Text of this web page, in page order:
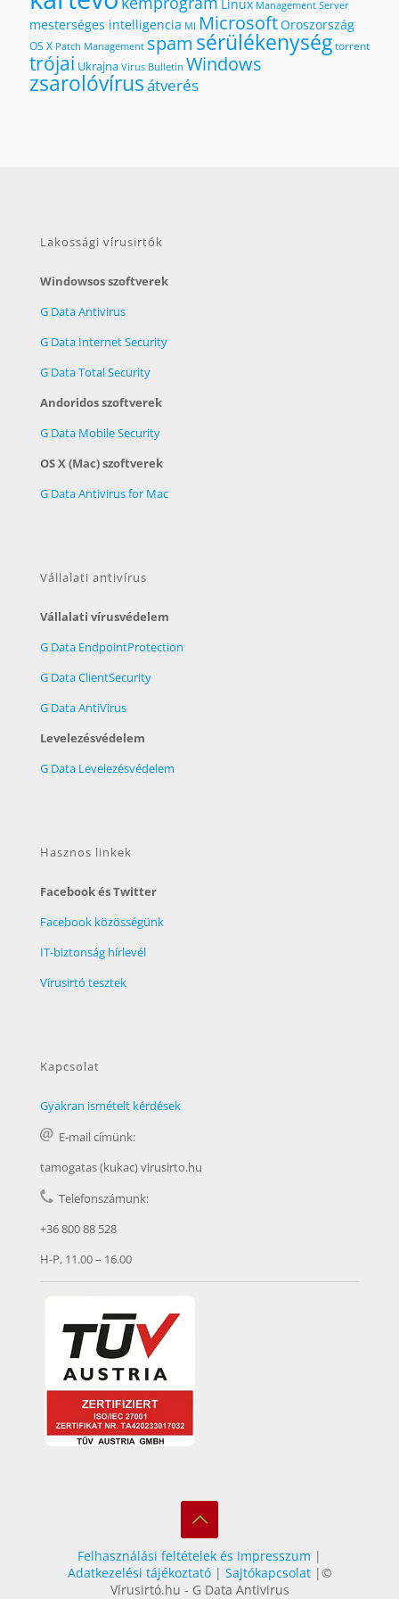
Linux Management Server
mesterséges intelligencia MI MicrosoftOroszország
OS X Patch Management spam sérülékenységtorrent
trójai Ukrajna Virus Bulletin Windows
zsarolóvírusátverés
Lakossági vírusirtók
Windowsos szoftverek
G Data Antivirus
G Data Internet Security
G Data Total Security
Andoridos szoftverek
G Data Mobile Security
OS X (Mac) szoftverek
G Data Antivirus for Mac
Vállalati antivírus
Vállalati vírusvédelem
G Data EndpointProtection
G Data ClientSecurity
G Data AntiVirus
Levelezésvédelem
G Data Levelezésvédelem
Hasznos linkek
Facebook és Twitter
Facebook közösségünk
IT-biztonság hírlevél
Vírusirtó tesztek
Kapcsolat
Gyakran ismételt kérdések
E-mail címünk:
tamogatas (kukac) virusirto.hu
Telefonszámunk:
+36 800 88 528
H-P, 11.00 – 16.00
Felhasználási feltételek és impresszum |
Adatkezelési tájékoztató| Sajtókapcsolat|©
Vírusirtó.hu - G Data Antivirus